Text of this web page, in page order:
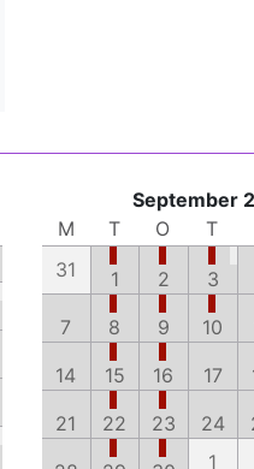
September
M
T O T
31
1 2 3
7
8 9 10
14
15 16 17
21
22 23 24
1